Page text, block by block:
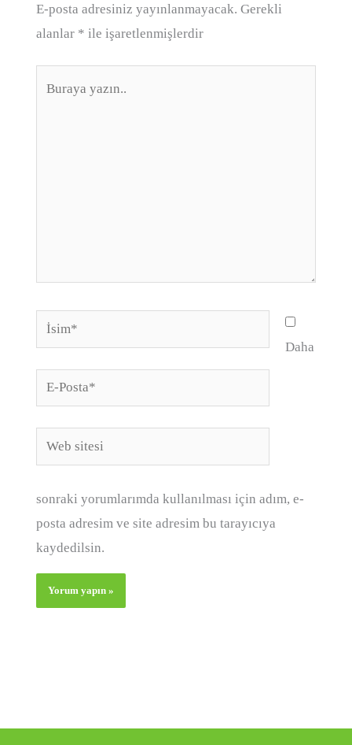
E-posta adresiniz yayınlanmayacak. Gerekli
alanlar * ile işaretlenmişlerdir
İsim*
E-
Posta*
Web
sitesi
Daha
sonraki yorumlarımda kullanılması için adım, e-
posta adresim ve site adresim bu tarayıcıya
kaydedilsin.